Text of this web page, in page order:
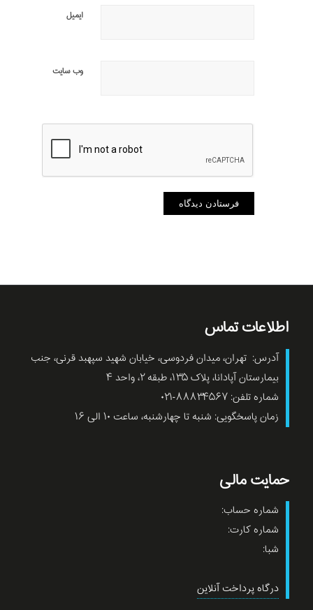
ایمیل
وب‌ سایت
اطلاعات تماس
آدرس: تهران، میدان فردوسی، خیابان شهید سپهبد قرنی، جنب
بیمارستان آپادانا، پلاک ۱۳۵، طبقه ۲، واحد ۴
شماره تلفن: ۸۸۸۳۴۵۶۷-۰۲۱
زمان پاسخگویی: شنبه تا چهارشنبه، ساعت ۱۰ الی ۱۶
حمایت مالی
شماره حساب:
شماره کارت:
شبا:
درگاه پرداخت آنلاین